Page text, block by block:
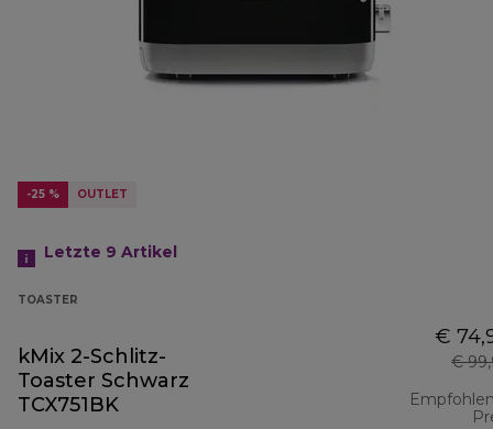
-25 % OUTLET
Letzte 9 Artikel
TOASTER
kMix 2-Schlitz-
Toaster Schwarz
TCX751BK
€
€